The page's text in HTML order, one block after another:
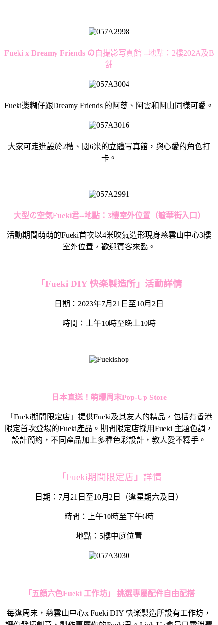
Fueki x Dreamy Friends の自撮影写真館 --地點：2樓202A及B
舖
Fueki漿糊仔跟Dreamy Friends 的阿慈、阿雲和阿山同樣可愛。
大家可走進設於2樓、闊6米的立體写真館，與心愛的角色打
卡。
大型の空気Fueki君--地點：3樓室外位置（毓華街入口）
活動期間萌萌的Fueki首次以4米吹氣造形現身慈雲山中心3樓
室外位置，歡迎賓客來臨。
「Fueki DIY快楽製造所」活動詳情
日期：2023年7月21日至10月2日
時間：上午10時至晚上10時
日本直送！萌爆周末Pop-Up Store
「Fueki期間限定店」提供Fueki及其友人的精品，包括有香港
限定首次登場的Fueki產品。期間限定店採用Fueki 主題色調，
設計簡約，不同產品加上多種色彩設計，教人愛不釋手。
「Fueki期間限定店 」 詳情
日期：7月21日至10月2日（逢星期六及日）
時間：上午10時至下午6時
地點：5樓中庭位置
「五顔六色Fueki 工作坊」 挑選專屬配件自由配搭
每逢周末，慈雲山中心x Fueki DIY 快楽製造所設有工作坊，